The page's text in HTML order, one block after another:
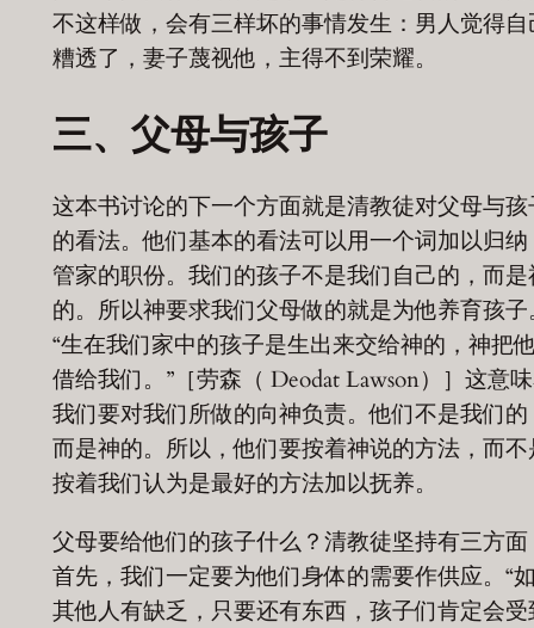
不这样做，会有三样坏的事情发生：男人觉得自
糟透了，妻子蔑视他，主得不到荣耀。
三、父母与孩子
这本书讨论的下一个方面就是清教徒对父母与孩
的看法。他们基本的看法可以用一个词加以归纳
管家的职份。我们的孩子不是我们自己的，而是
的。所以神要求我们父母做的就是为他养育孩子
“生在我们家中的孩子是生出来交给神的，神把
借给我们。”［劳森（ Deodat Lawson）］这意
我们要对我们所做的向神负责。他们不是我们的
而是神的。所以，他们要按着神说的方法，而不
按着我们认为是最好的方法加以抚养。
父母要给他们的孩子什么？清教徒坚持有三方面
首先，我们一定要为他们身体的需要作供应。“
其他人有缺乏，只要还有东西，孩子们肯定会受